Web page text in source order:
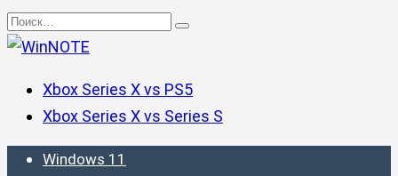
Перейти
к
Search
for:
Xbox Series X vs PS5
Xbox Series X vs Series S
Windows 11